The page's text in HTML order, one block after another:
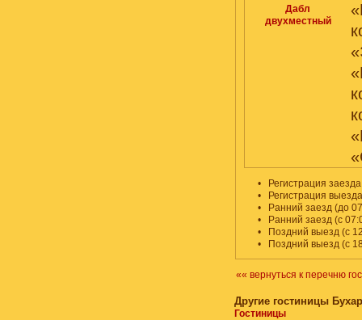
Дабл
двухместный
•
Регистрация
•
Регистрация
•
Ранний заезд (до
•
Ранний заезд (с
•
Поздний выезд (с
•
Поздний выезд (с
«« вернуться к перечню
Другие гостиницы
Гостиницы